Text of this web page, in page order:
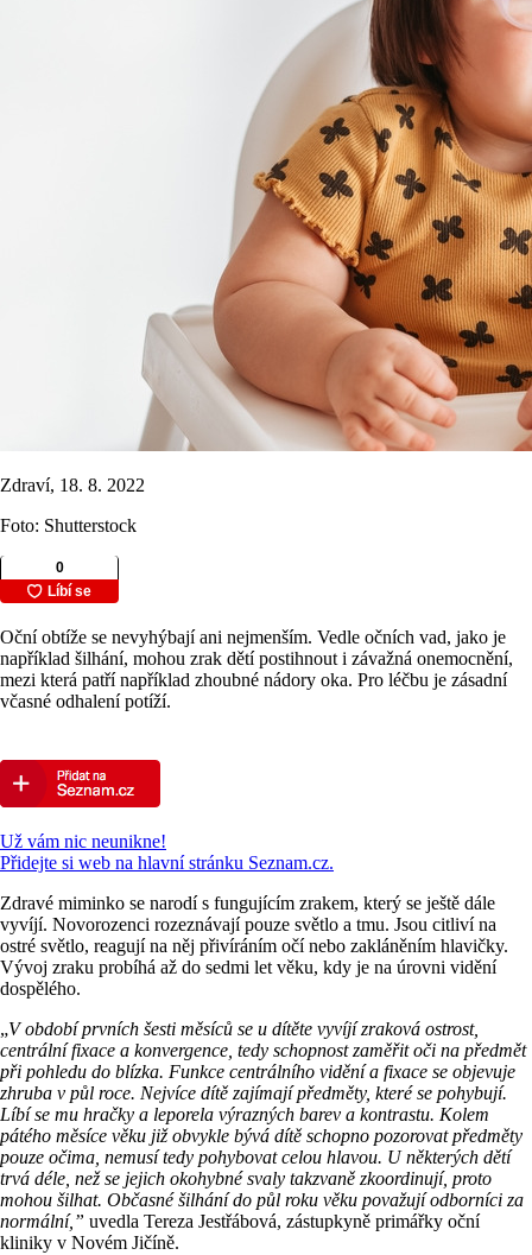
Zdraví, 18. 8. 2022
Foto: Shutterstock
Oční obtíže se nevyhýbají ani nejmenším. Vedle očních vad, jako je
například šilhání, mohou zrak dětí postihnout i závažná onemocnění,
mezi která patří například zhoubné nádory oka. Pro léčbu je zásadní
včasné odhalení potíží.
Už vám nic neunikne!
Přidejte si web na hlavní stránku Seznam.cz.
Zdravé miminko se narodí s fungujícím zrakem, který se ještě dále
vyvíjí. Novorozenci rozeznávají pouze světlo a tmu. Jsou citliví na
ostré světlo, reagují na něj přivíráním očí nebo zakláněním hlavičky.
Vývoj zraku probíhá až do sedmi let věku, kdy je na úrovni vidění
dospělého.
„V období prvních šesti měsíců se u dítěte vyvíjí zraková ostrost,
centrální fixace a konvergence, tedy schopnost zaměřit oči na předmět
při pohledu do blízka. Funkce centrálního vidění a fixace se objevuje
zhruba v půl roce. Nejvíce dítě zajímají předměty, které se pohybují.
Líbí se mu hračky a leporela výrazných barev a kontrastu. Kolem
pátého měsíce věku již obvykle bývá dítě schopno pozorovat předměty
pouze očima, nemusí tedy pohybovat celou hlavou. U některých dětí
trvá déle, než se jejich okohybné svaly takzvaně zkoordinují, proto
mohou šilhat. Občasné šilhání do půl roku věku považují odborníci za
normální,” uvedla Tereza Jestřábová, zástupkyně primářky oční
kliniky v Novém Jičíně.